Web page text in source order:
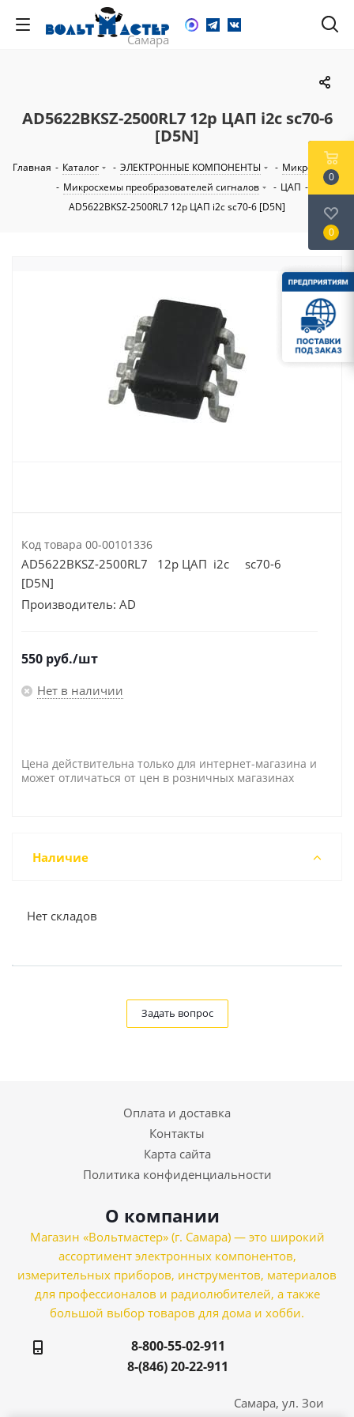
AD5622BKSZ-2500RL7 12р ЦАП i2c sc70-6
[D5N]
Главная - Каталог - ЭЛЕКТРОННЫЕ КОМПОНЕНТЫ - Микросхемы
- Микросхемы преобразователей сигналов - ЦАП -
AD5622BKSZ-2500RL7 12р ЦАП i2c sc70-6 [D5N]
Код товара 00-00101336
AD5622BKSZ-2500RL7 12р ЦАП i2c sc70-6
[D5N]
Производитель: AD
550 руб./шт
Нет в наличии
Цена действительна только для интернет-магазина и
может отличаться от цен в розничных магазинах
Наличие
Нет складов
Задать вопрос
Оплата и доставка
Контакты
Карта сайта
Политика конфиденциальности
О компании
Магазин «Вольтмастер» (г. Самара) — это широкий
ассортимент электронных компонентов,
измерительных приборов, инструментов, материалов
для профессионалов и радиолюбителей, а также
большой выбор товаров для дома и хобби.
8-800-55-02-911
8-(846) 20-22-911
Самара, ул. Зои
0
0